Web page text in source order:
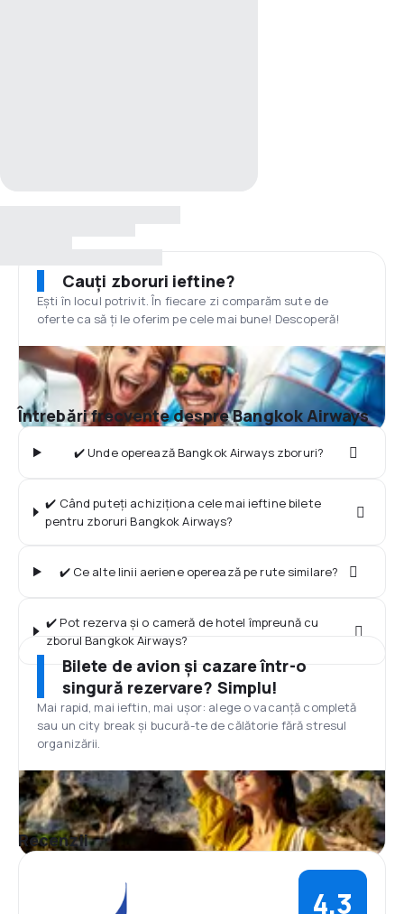
Cauți zboruri ieftine?
Ești în locul potrivit. În fiecare zi comparăm sute de
oferte ca să ți le oferim pe cele mai bune! Descoperă!
Întrebări frecvente despre Bangkok Airways
✔️ Unde operează Bangkok Airways zboruri?
✔️ Când puteți achiziționa cele mai ieftine bilete
pentru zboruri Bangkok Airways?
✔️ Ce alte linii aeriene operează pe rute similare?
✔️ Pot rezerva și o cameră de hotel împreună cu
zborul Bangkok Airways?
Bilete de avion și cazare într-o
singură rezervare? Simplu!
Mai rapid, mai ieftin, mai ușor: alege o vacanță completă
sau un city break și bucură-te de călătorie fără stresul
organizării.
Recenzii
4,3